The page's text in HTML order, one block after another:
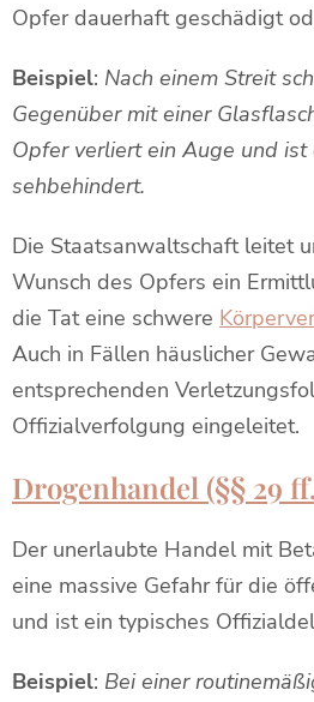
Opfer dauerhaft geschädigt
Beispiel: Nach einem Streit
Gegenüber mit einer
Opfer verliert ein Auge und
sehbehindert.
Die Staatsanwaltschaft leitet
Wunsch des Opfers ein
die Tat eine schwere
Auch in Fällen häuslicher
entsprechenden
Offizialverfolgung eingeleitet.
Drogenhandel (§§ 29
Der unerlaubte Handel mit
eine massive Gefahr für die
und ist ein typisches
Beispiel: Bei einer